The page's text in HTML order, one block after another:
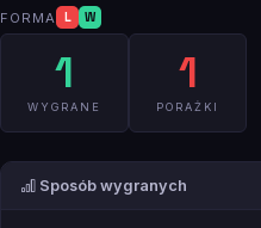
FORMA L W
1
WYGRANE
1
PORAŻKI
Sposób wygranych